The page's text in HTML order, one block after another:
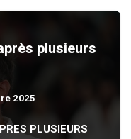
plusieurs
2025
PLUSIEURS